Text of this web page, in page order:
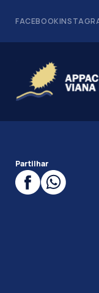
FACEBOOK
Partilhar